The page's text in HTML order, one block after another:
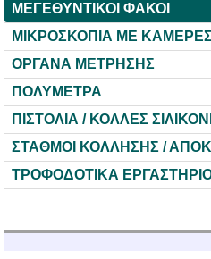
ΜΕΓΕΘΥΝΤΙΚΟΙ ΦΑΚΟΙ
ΜΙΚΡΟΣΚΟΠΙΑ ΜΕ
ΟΡΓΑΝΑ ΜΕΤΡΗΣΗΣ
ΠΟΛΥΜΕΤΡΑ
ΠΙΣΤΟΛΙΑ / ΚΟΛΛΕΣ
ΣΤΑΘΜΟΙ ΚΟΛΛΗΣΗΣ /
ΤΡΟΦΟΔΟΤΙΚΑ